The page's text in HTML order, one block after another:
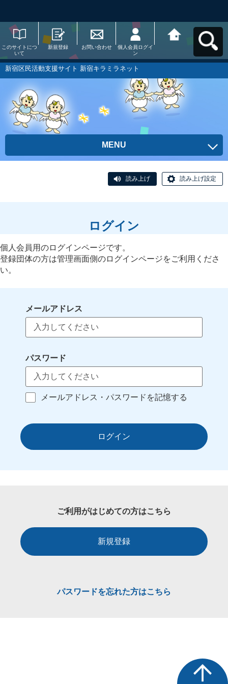
このサイトにつ
いて
新規登録 お問い合わせ
個人会員ログイ
ン
ラミラネットへ
新宿区民活動支援サイト 新宿キラミラネット
MENU
読み上げ 読み上げ設定
ログイン
個人会員用のログインページです。
登録団体の方は管理画面側のログインページをご利用くださ
い。
メールアドレス
パスワード
メールアドレス・パスワードを記憶する
ログイン
ご利用がはじめての方はこちら
新規登録
パスワードを忘れた方はこちら